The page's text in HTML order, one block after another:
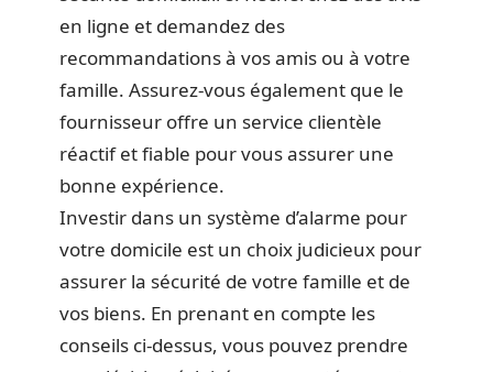
en ligne et demandez des
recommandations à vos amis ou à votre
famille. Assurez-vous également que le
fournisseur offre un service clientèle
réactif et fiable pour vous assurer une
bonne expérience.
Investir dans un système d’alarme pour
votre domicile est un choix judicieux pour
assurer la sécurité de votre famille et de
vos biens. En prenant en compte les
conseils ci-dessus, vous pouvez prendre